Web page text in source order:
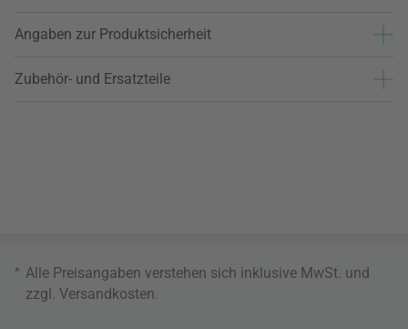
Angaben zur Produktsicherheit
Zubehör- und Ersatzteile
* Alle Preisangaben verstehen sich inklusive MwSt. und
zzgl. Versandkosten